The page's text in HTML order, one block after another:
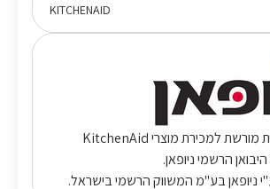
KITCHENAID
א.ל.מ. הינה רשת מורשת למכירת מוצרי KitchenAid
הרשמי ניופאן.
ניופאן בע"מ המשווק הרשמי בישראל.